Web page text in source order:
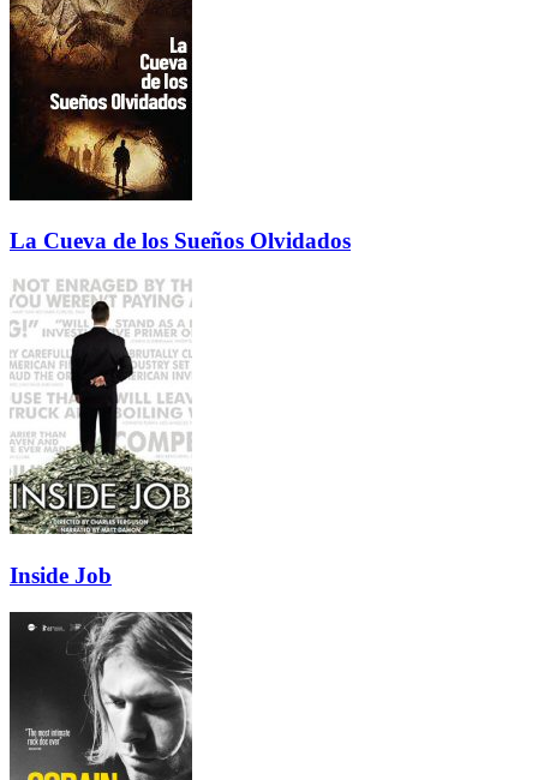
La Cueva de los Sueños Olvidados
Inside Job